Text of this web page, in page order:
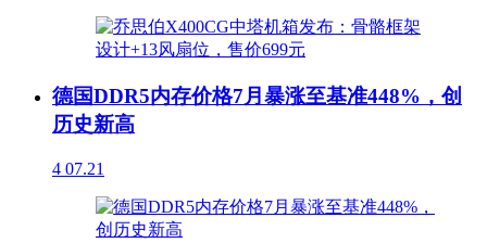
德国DDR5内存价格7月暴涨至基准448%，创
历史新高
4 07.21